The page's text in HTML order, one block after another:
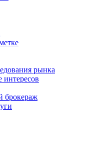
рынка
интересов
брокераж